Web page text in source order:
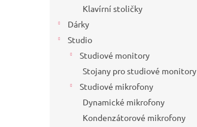
Klavírní stoličky
Dárky
Studio
Studiové monitory
Stojany pro studiové monitory
Studiové mikrofony
Dynamické mikrofony
Kondenzátorové mikrofony